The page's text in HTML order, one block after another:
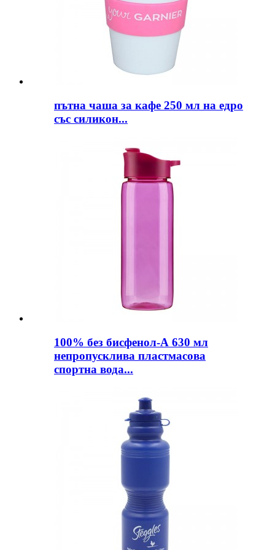
пътна чаша за кафе 250 мл на едро
със силикон...
100% без бисфенол-А 630 мл
непропусклива пластмасова
спортна вода...